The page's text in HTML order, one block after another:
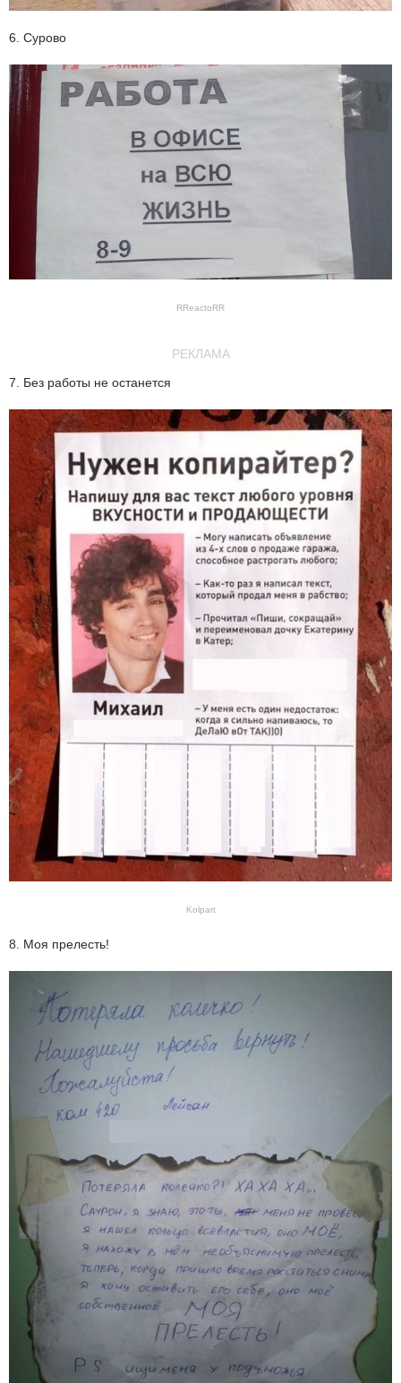
6. Сурово
RReactoRR
РЕКЛАМА
7. Без работы не останется
Kolpart
8. Моя прелесть!